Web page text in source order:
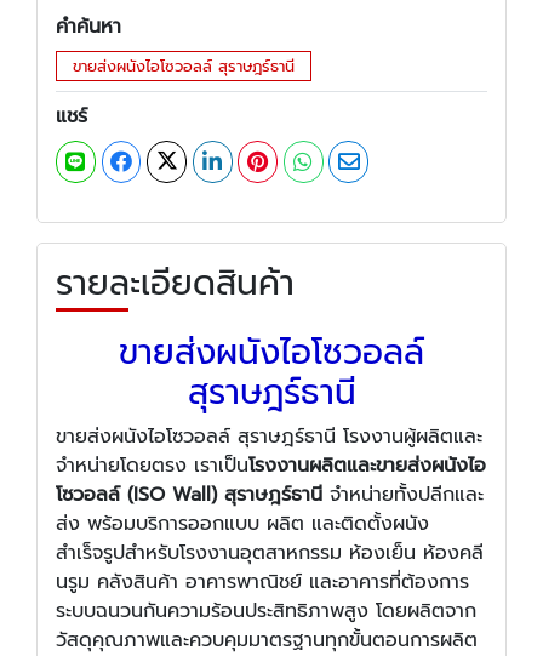
คำค้นหา
ขายส่งผนังไอโซวอลล์ สุราษฎร์ธานี
แชร์
รายละเอียดสินค้า
ขายส่งผนังไอโซวอลล์
สุราษฎร์ธานี
ขายส่งผนังไอโซวอลล์ สุราษฎร์ธานี โรงงานผู้ผลิตและ
จำหน่ายโดยตรง เราเป็นโรงงานผลิตและขายส่งผนังไอ
โซวอลล์ (ISO Wall) สุราษฎร์ธานี จำหน่ายทั้งปลีกและ
ส่ง พร้อมบริการออกแบบ ผลิต และติดตั้งผนัง
สำเร็จรูปสำหรับโรงงานอุตสาหกรรม ห้องเย็น ห้องคลี
นรูม คลังสินค้า อาคารพาณิชย์ และอาคารที่ต้องการ
ระบบฉนวนกันความร้อนประสิทธิภาพสูง โดยผลิตจาก
วัสดุคุณภาพและควบคุมมาตรฐานทุกขั้นตอนการผลิต